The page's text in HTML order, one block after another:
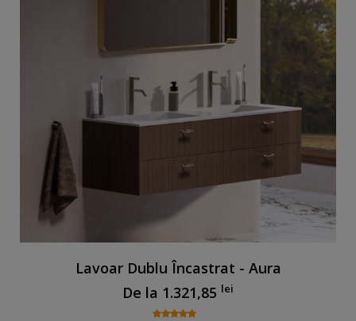
Lavoar Dublu Încastrat - Aura
De la 1.321,85 lei